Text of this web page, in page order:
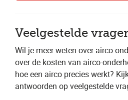
Veelgestelde
Wil je meer weten over airco-
over de kosten van airco-
hoe een airco precies werkt?
antwoorden op veelgestelde